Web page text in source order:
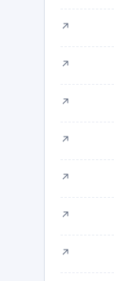
↗
↗
↗
↗
↗
↗
↗